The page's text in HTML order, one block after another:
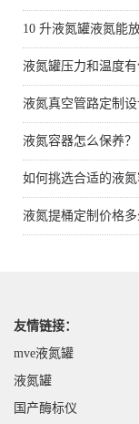
10 升液氮罐液氮能
液氮罐压力和温度有
液氮真空管路定制
液氮容器怎么保养
如何挑选合适的液
液氮提桶定制价格
友情链接：
mve液氮罐
液氮罐
国产酶标仪